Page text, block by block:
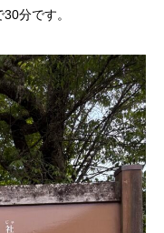
分です。